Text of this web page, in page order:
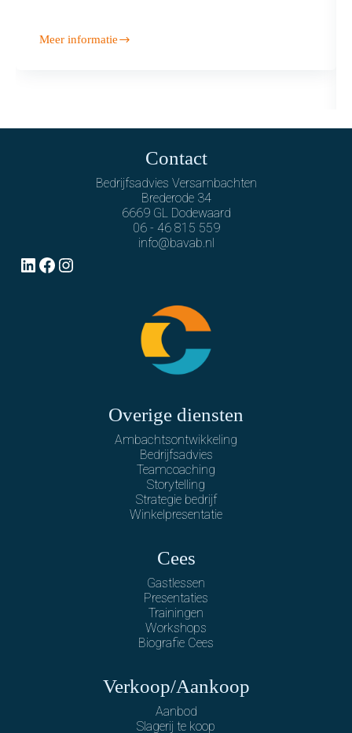
Meer informatie
Contact
Bedrijfsadvies Versambachten
Brederode 34
6669 GL Dodewaard
06 - 46 815 559
info@bavab.nl
LinkedIn
Facebook
Instagram
Overige diensten
Ambachtsontwikkeling
Bedrijfsadvies
Teamcoaching
Storytelling
Strategie bedrijf
Winkelpresentatie
Cees
Gastlessen
Presentaties
Trainingen
Workshops
Biografie Cees
Verkoop/Aankoop
Aanbod
Slagerij te koop